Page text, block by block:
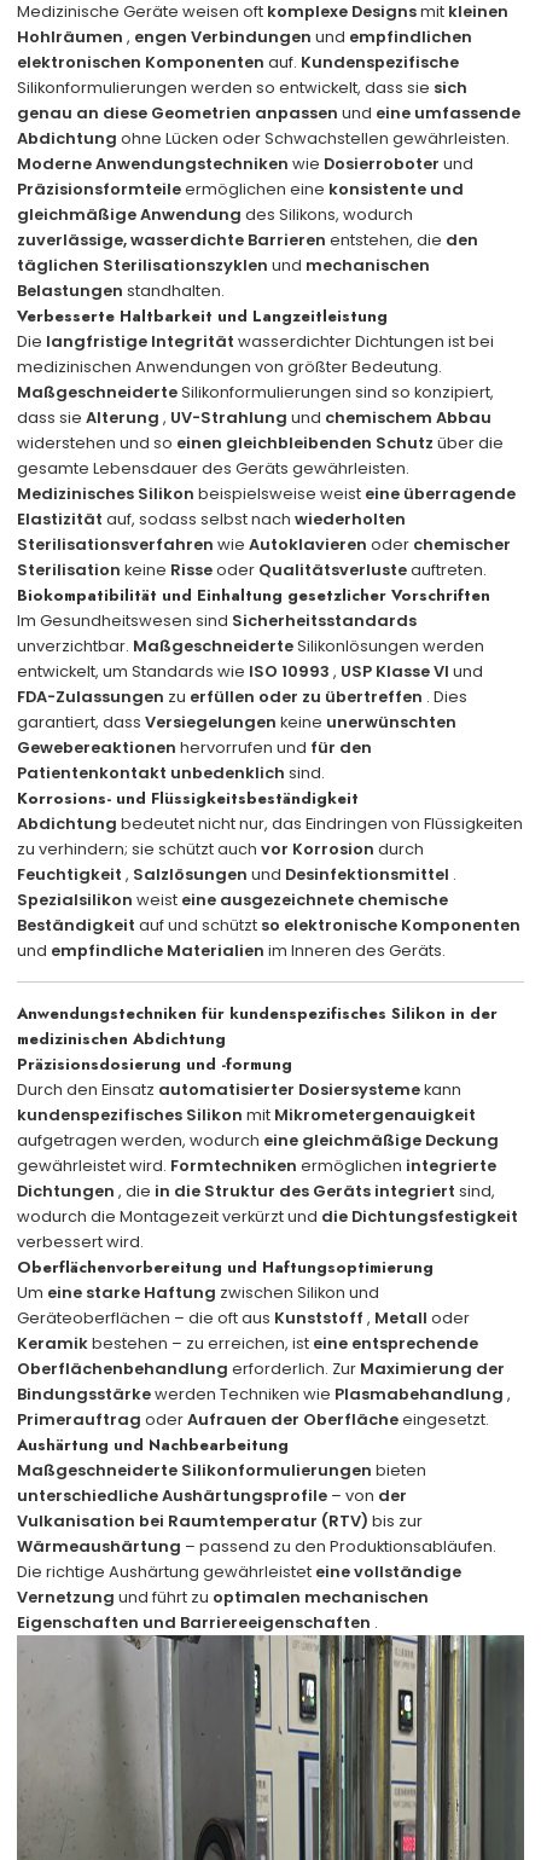
Medizinische Geräte weisen oft komplexe Designsmit kleinen
Hohlräumen , engen Verbindungen und empfindlichen
elektronischen Komponenten auf. Kundenspezifische
Silikonformulierungen werden so entwickelt, dass sie sich
genau an diese Geometrien anpassen und eine umfassende
Abdichtung ohne Lücken oder Schwachstellen gewährleisten.
Moderne Anwendungstechniken wie Dosierroboter und
Präzisionsformteileermöglichen eine konsistente und
gleichmäßige Anwendung des Silikons, wodurch
zuverlässige, wasserdichte Barrieren entstehen, die den
täglichen Sterilisationszyklen und mechanischen
Belastungen standhalten.
Verbesserte Haltbarkeit und Langzeitleistung
Die langfristige Integrität wasserdichter Dichtungen ist bei
medizinischen Anwendungen von größter Bedeutung.
MaßgeschneiderteSilikonformulierungen sind so konzipiert,
dass sieAlterung , UV-Strahlung und chemischem Abbau
widerstehen und so einen gleichbleibenden Schutz über die
gesamte Lebensdauer des Geräts gewährleisten.
Medizinisches Silikon beispielsweise weist eine überragende
Elastizität auf, sodass selbst nachwiederholten
Sterilisationsverfahren wieAutoklavieren oder chemischer
Sterilisation keine Risseoder Qualitätsverlusteauftreten.
Biokompatibilität und Einhaltung gesetzlicher Vorschriften
Im Gesundheitswesen sind Sicherheitsstandards
unverzichtbar. MaßgeschneiderteSilikonlösungen werden
entwickelt, um Standards wie ISO 10993 , USP Klasse VI und
FDA-Zulassungen zu erfüllen oder zu übertreffen . Dies
garantiert, dassVersiegelungen keine unerwünschten
Gewebereaktionen hervorrufen und für den
Patientenkontakt unbedenklich sind.
Korrosions- und Flüssigkeitsbeständigkeit
Abdichtung bedeutet nicht nur, das Eindringen von Flüssigkeiten
zu verhindern; sie schützt auchvor Korrosion durch
Feuchtigkeit , Salzlösungen und Desinfektionsmittel .
Spezialsilikon weist eine ausgezeichnete chemische
Beständigkeit auf und schützt so elektronische Komponenten
und empfindliche Materialien im Inneren des Geräts.
Anwendungstechniken für kundenspezifisches Silikon in der
medizinischen Abdichtung
Präzisionsdosierung und -formung
Durch den Einsatz automatisierter Dosiersystemekann
kundenspezifisches Silikon mit Mikrometergenauigkeit
aufgetragen werden, wodurch eine gleichmäßige Deckung
gewährleistet wird. Formtechniken ermöglichen integrierte
Dichtungen , die in die Struktur des Geräts integriert sind,
wodurch die Montagezeit verkürzt und die Dichtungsfestigkeit
verbessert wird.
Oberflächenvorbereitung und Haftungsoptimierung
Um eine starke Haftung zwischen Silikon und
Geräteoberflächen – die oft aus Kunststoff , Metall oder
Keramikbestehen – zu erreichen, ist eine entsprechende
Oberflächenbehandlung erforderlich. Zur Maximierung der
Bindungsstärkewerden Techniken wie Plasmabehandlung ,
Primerauftrag oderAufrauen der Oberflächeeingesetzt.
Aushärtung und Nachbearbeitung
Maßgeschneiderte Silikonformulierungen bieten
unterschiedliche Aushärtungsprofile – von der
Vulkanisation bei Raumtemperatur (RTV) bis zur
Wärmeaushärtung – passend zu den Produktionsabläufen.
Die richtige Aushärtung gewährleistet eine vollständige
Vernetzung und führt zu optimalen mechanischen
Eigenschaften und Barriereeigenschaften .